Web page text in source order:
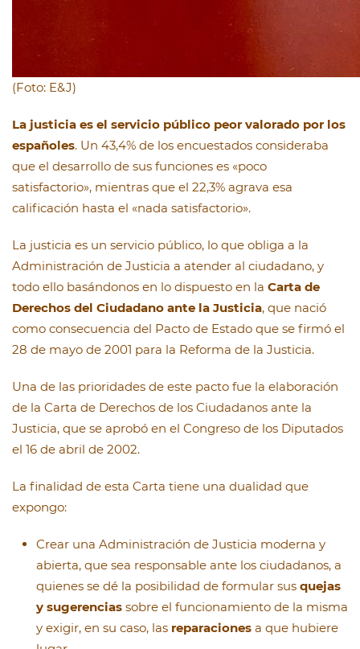
(Foto: E&J)
La justicia es el servicio público peor valorado por los
españoles. Un 43,4% de los encuestados consideraba
que el desarrollo de sus funciones es «poco
satisfactorio», mientras que el 22,3% agrava esa
calificación hasta el «nada satisfactorio».
La justicia es un servicio público, lo que obliga a la
Administración de Justicia a atender al ciudadano, y
todo ello basándonos en lo dispuesto en la Carta de
Derechos del Ciudadano ante la Justicia, que nació
como consecuencia del Pacto de Estado que se firmó el
28 de mayo de 2001 para la Reforma de la Justicia.
Una de las prioridades de este pacto fue la elaboración
de la Carta de Derechos de los Ciudadanos ante la
Justicia, que se aprobó en el Congreso de los Diputados
el 16 de abril de 2002.
La finalidad de esta Carta tiene una dualidad que
expongo:
Crear una Administración de Justicia moderna y
abierta, que sea responsable ante los ciudadanos, a
quienes se dé la posibilidad de formular sus quejas
y sugerencias sobre el funcionamiento de la misma
y exigir, en su caso, las reparaciones a que hubiere